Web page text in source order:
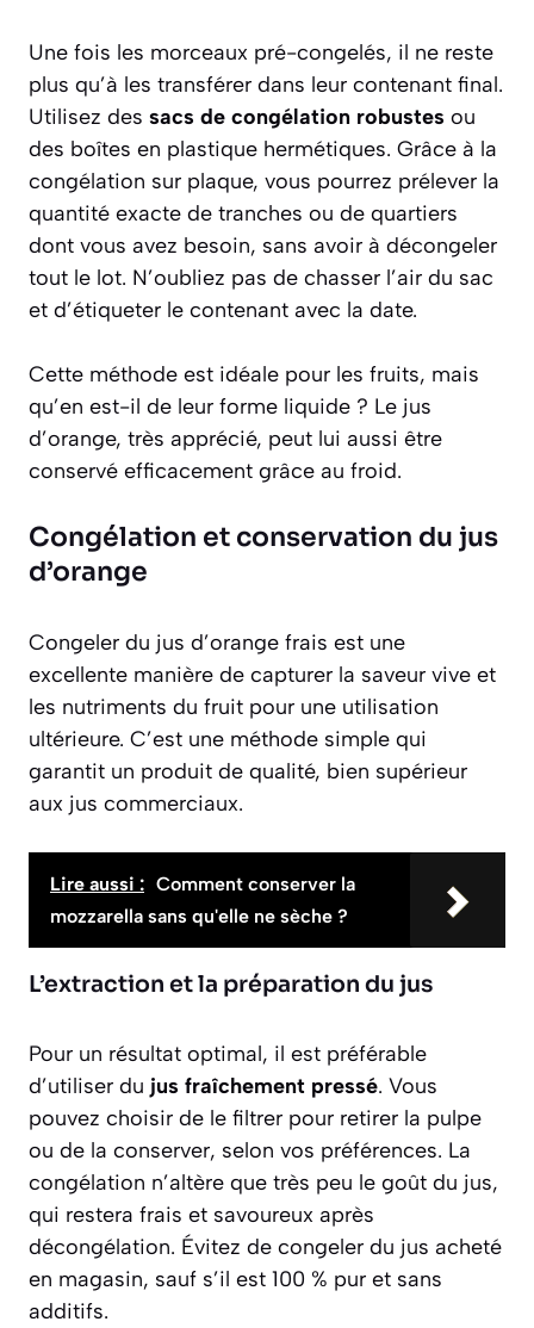
Une fois les morceaux pré-congelés, il ne reste
plus qu’à les transférer dans leur contenant final.
Utilisez des sacs de congélation robustes ou
des boîtes en plastique hermétiques. Grâce à la
congélation sur plaque, vous pourrez prélever la
quantité exacte de tranches ou de quartiers
dont vous avez besoin, sans avoir à décongeler
tout le lot. N’oubliez pas de chasser l’air du sac
et d’étiqueter le contenant avec la date.
Cette méthode est idéale pour les fruits, mais
qu’en est-il de leur forme liquide ? Le jus
d’orange, très apprécié, peut lui aussi être
conservé efficacement grâce au froid.
Congélation et conservation du jus
d’orange
Congeler du jus d’orange frais est une
excellente manière de capturer la saveur vive et
les nutriments du fruit pour une utilisation
ultérieure. C’est une méthode simple qui
garantit un produit de qualité, bien supérieur
aux jus commerciaux.
Lire aussi : Comment conserver la
mozzarella sans qu'elle ne sèche ?
L’extraction et la préparation du jus
Pour un résultat optimal, il est préférable
d’utiliser du jus fraîchement pressé. Vous
pouvez choisir de le filtrer pour retirer la pulpe
ou de la conserver, selon vos préférences. La
congélation n’altère que très peu le goût du jus,
qui restera frais et savoureux après
décongélation. Évitez de congeler du jus acheté
en magasin, sauf s’il est 100 % pur et sans
additifs.